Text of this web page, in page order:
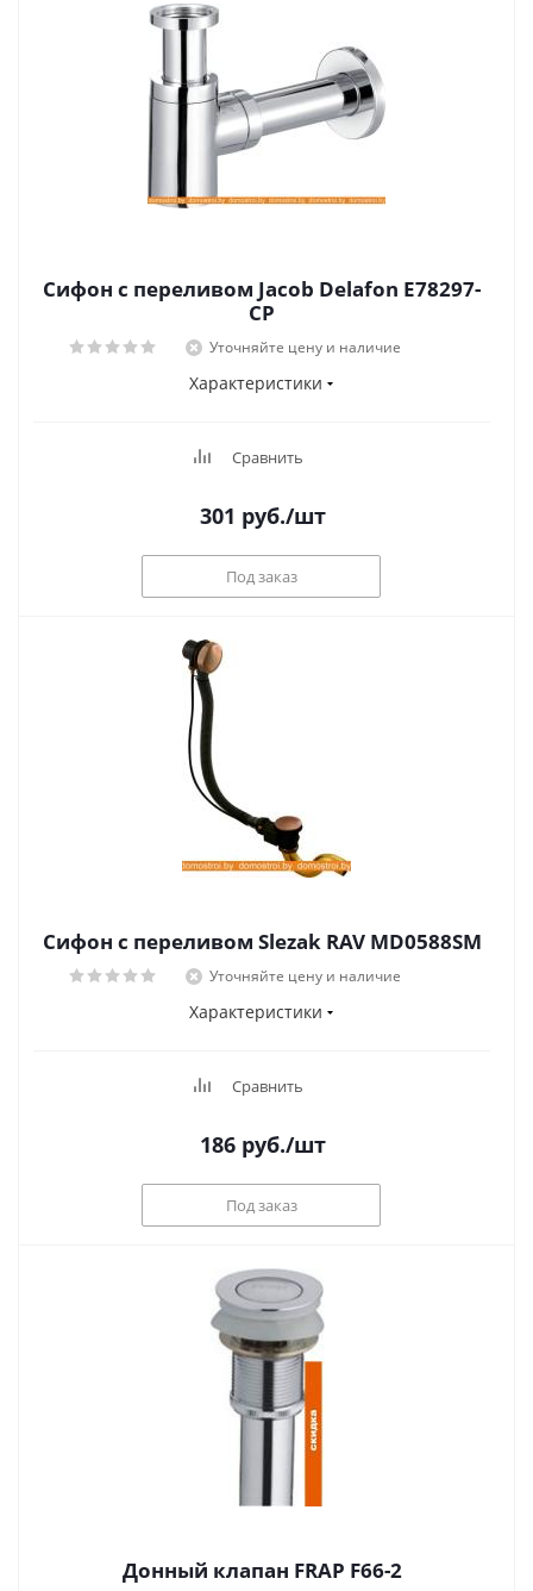
Сифон с переливом Jacob Delafon E78297-
CP
Уточняйте цену и наличие
Характеристики
Сравнить
301 руб./шт
Под заказ
Сифон с переливом Slezak RAV MD0588SM
Уточняйте цену и наличие
Характеристики
Сравнить
186руб./шт
Под заказ
Донный клапан FRAP F66-2